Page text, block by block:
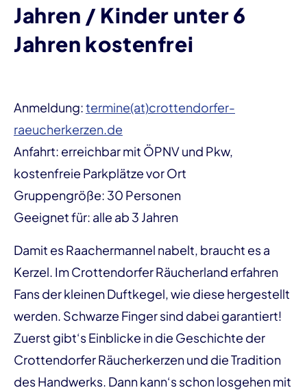
Jahren / Kinder unter 6
Jahren kostenfrei
Anmeldung:termine(at)crottendorfer-
raeucherkerzen.de
Anfahrt: erreichbar mit ÖPNV und Pkw,
kostenfreie Parkplätze vor Ort
Gruppengröße: 30 Personen
Geeignet für: alle ab 3 Jahren
Damit es Raachermannel nabelt, braucht es a
Kerzel. Im Crottendorfer Räucherland erfahren
Fans der kleinen Duftkegel, wie diese hergestellt
werden. Schwarze Finger sind dabei garantiert!
Zuerst gibt‘s Einblicke in die Geschichte der
Crottendorfer Räucherkerzen und die Tradition
des Handwerks. Dann kann‘s schon losgehen mit